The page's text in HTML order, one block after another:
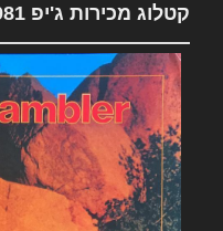
קטלוג מכירות ג'יפ 1981